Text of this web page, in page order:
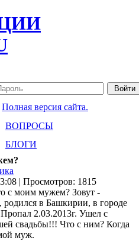
Полная версия сайта.
ВОПРОСЫ
БЛОГИ
| Просмотров: 1815
с моим мужем? Зовут -
в Башкирии, в городе
2.03.2013г. Ушел с
свадьбы!!! Что с ним? Когда
муж.